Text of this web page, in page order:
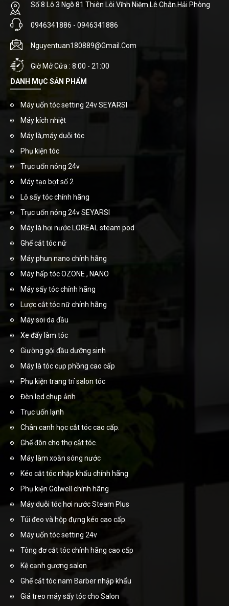
Số 8 Lô 3 Ngõ 81 Thiên Lôi.Vĩnh Niệm.Lê Chân.Hải Phòng
0946341886 - 0946341886
Nguyentuan180889@gmail.com
Giờ Mở Cửa : 8:00 - 21:00
DANH MỤC SẢN PHẨM
Máy uốn tóc setting 24v SEYARSI
Máy kích nhiệt
Máy là,máy duỗi tóc
Phụ kiện tóc
Trục uốn nóng 24v
Máy tạo bọt số 2
Lô sấy tóc chính hãng
Trục uốn nóng 24v SEYARSI
Máy là hơi nước LOREAL steam pod
Ghế cắt tóc nữ
Máy phun nano chính hãng
Máy hấp tóc OZONE , NANO
Máy sấy tóc chính hãng
Lược cắt tóc nữ chính hãng
Máy soi da đầu
Xe đẩy làm tóc
Giường gội đầu dưỡng sinh
Máy là tóc cụp phồng cao cấp
Phụ kiện trang trí salon tóc
Đèn led chụp ảnh
Trục uốn lạnh
Chân canh học cắt tóc cao cấp.
Ghế đôn cho thợ cắt tóc.
Máy làm xoăn sóng nước
Kéo cắt tóc nhập khẩu chính hãng
Phụ kiện Golwell chính hãng
Máy duỗi tóc hơi nước Steam Plus
Túi đeo và hộp đựng kéo cao cấp.
Máy uốn tóc setting 24v
Tông đơ cắt tóc chính hãng cao cấp
Kệ cạnh gương salon
Ghế cắt tóc nam Barber nhập khẩu
Giá treo máy sấy tóc cho Salon